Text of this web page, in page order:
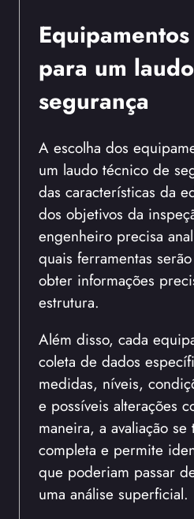
para um
segurança
A escolha dos
um laudo técnico de
das características da
dos objetivos da
engenheiro precisa
quais ferramentas
obter informações
estrutura.
Além disso, cada
coleta de dados
medidas, níveis,
e possíveis alterações
maneira, a avaliação se
completa e permite
que poderiam passar
uma análise superficial.